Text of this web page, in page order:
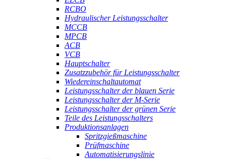
RCBO
Hydraulischer Leistungsschalter
MCCB
MPCB
ACB
VCB
Hauptschalter
Zusatzzubehör für Leistungsschalter
Wiedereinschaltautomat
Leistungsschalter der blauen Serie
Leistungsschalter der M-Serie
Leistungsschalter der grünen Serie
Teile des Leistungsschalters
Produktionsanlagen
Spritzgießmaschine
Prüfmaschine
Automatisierungslinie